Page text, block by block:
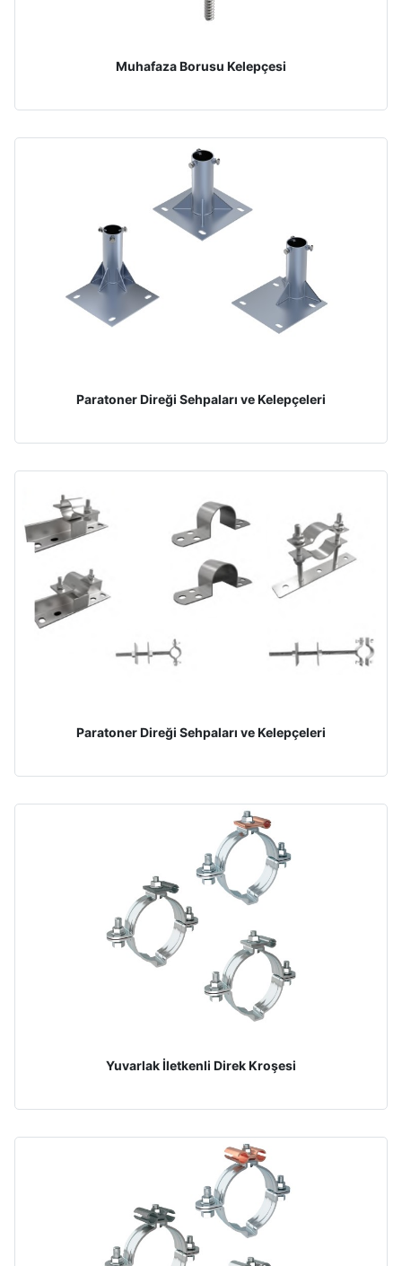
Muhafaza Borusu Kelepçesi
Paratoner Direği Sehpaları ve Kelepçeleri
Paratoner Direği Sehpaları ve Kelepçeleri
Yuvarlak İletkenli Direk Kroşesi